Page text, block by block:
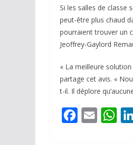
Si les salles de classe
peut-être plus chaud
pourraient trouver un
Jeoffrey-Gaylord
« La meilleure
partage cet avis. «
t-il. Il déplore
F E W